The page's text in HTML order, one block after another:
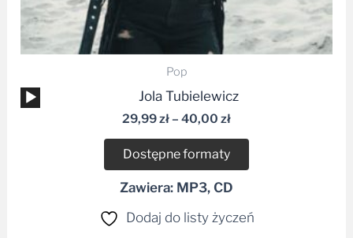
Pop
Odtwarzacz
plików
dźwiękowych
Jola Tubielewicz
29,99zł– 40,00 zł
Dostępne formaty
Zawiera: MP3, CD
Dodaj do listy życzeń